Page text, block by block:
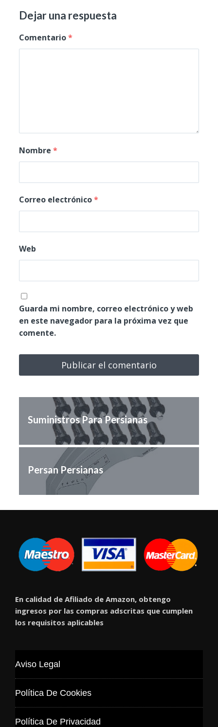
Dejar una respuesta
Comentario*
Nombre *
Correo electrónico*
Web
Guarda mi nombre, correo electrónico y web
en este navegador para la próxima vez que
comente.
Suministros Para Persianas
Persan Persianas
En calidad de Afiliado de Amazon, obtengo
ingresos por las compras adscritas que cumplen
los requisitos aplicables
Aviso Legal
Política De Cookies
Política De Privacidad